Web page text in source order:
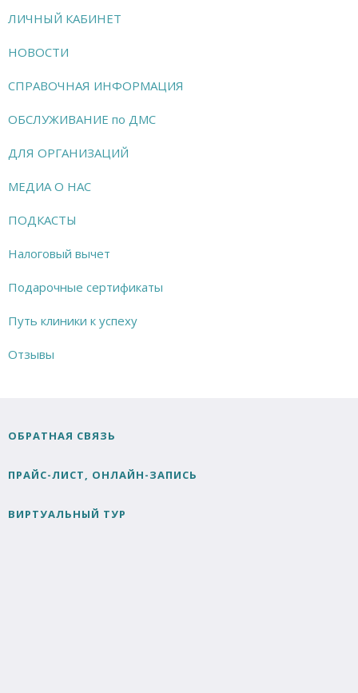
ЛИЧНЫЙ КАБИНЕТ
НОВОСТИ
СПРАВОЧНАЯ ИНФОРМАЦИЯ
ОБСЛУЖИВАНИЕ по ДМС
ДЛЯ ОРГАНИЗАЦИЙ
МЕДИА О НАС
ПОДКАСТЫ
Налоговый вычет
Подарочные сертификаты
Путь клиники к успеху
Отзывы
ОБРАТНАЯ СВЯЗЬ
ПРАЙС-ЛИСТ, ОНЛАЙН-ЗАПИСЬ
ВИРТУАЛЬНЫЙ ТУР